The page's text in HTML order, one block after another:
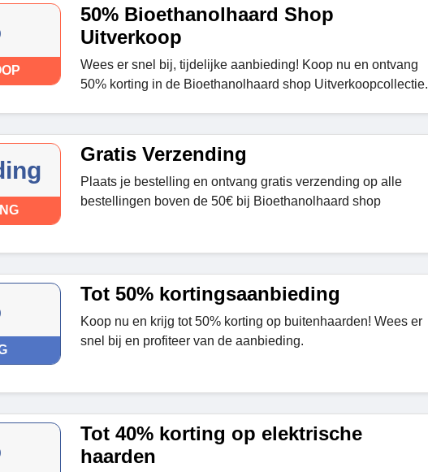
50% Bioethanolhaard Shop
Uitverkoop
Wees er snel bij, tijdelijke aanbieding! Koop nu en ontvang
50% korting in de Bioethanolhaard shop Uitverkoopcollectie.
Gratis Verzending
Plaats je bestelling en ontvang gratis verzending op alle
bestellingen boven de 50€ bij Bioethanolhaard shop
Tot 50% kortingsaanbieding
Koop nu en krijg tot 50% korting op buitenhaarden! Wees er
snel bij en profiteer van de aanbieding.
Tot 40% korting op elektrische
haarden